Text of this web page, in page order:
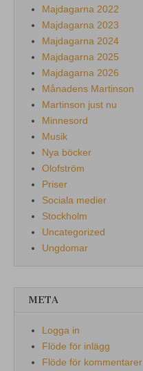
Majdagarna 2022
Majdagarna 2023
Majdagarna 2024
Majdagarna 2025
Majdagarna 2026
Månadens Martinson
Martinson just nu
Minnesord
Musik
Nya böcker
Olofström
Priser
Sociala medier
Stockholm
Uncategorized
Ungdomar
META
Logga in
Flöde för inlägg
Flöde för kommentarer